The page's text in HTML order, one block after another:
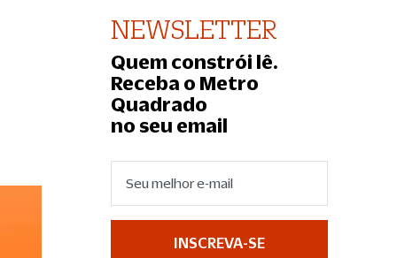
NEWSLETTER
Quem constrói lê.
Receba o Metro
Quadrado
no seu email
INSCREVA-SE